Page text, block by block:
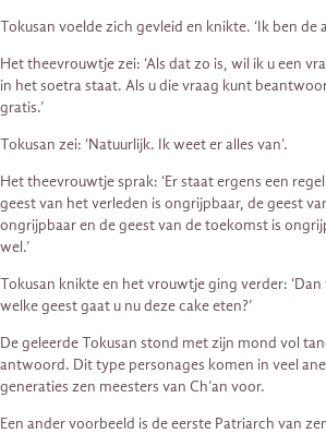
Tokusan voelde zich gevleid en knikte. ‘Ik ben de
Het theevrouwtje zei: ‘Als dat zo is, wil ik u een
in het soetra staat. Als u die vraag kunt
gratis.’
Tokusan zei: ‘Natuurlijk. Ik weet er alles van’.
Het theevrouwtje sprak: ‘Er staat ergens een
geest van het verleden is ongrijpbaar, de geest
ongrijpbaar en de geest van de toekomst is
wel.’
Tokusan knikte en het vrouwtje ging verder:
welke geest gaat u nu deze cake eten?’
De geleerde Tokusan stond met zijn mond vol
antwoord. Dit type personages komen in veel
generaties zen meesters van Ch’an voor.
Een ander voorbeeld is de eerste Patriarch van